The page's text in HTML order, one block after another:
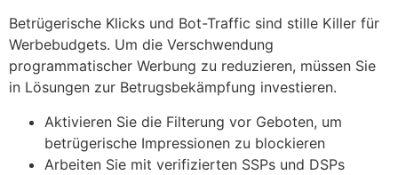
Betrügerische Klicks und Bot-Traffic sind stille Killer für
Werbebudgets. Um die Verschwendung
programmatischer Werbung zu reduzieren, müssen Sie
in Lösungen zur Betrugsbekämpfung investieren.
Aktivieren Sie die Filterung vor Geboten, um
betrügerische Impressionen zu blockieren
Arbeiten Sie mit verifizierten SSPs und DSPs